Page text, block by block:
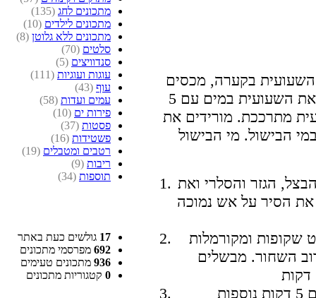
מתכונים לחג (135)
מתכונים לילדים (10)
מתכונים ללא גלוטן (8)
סלטים (70)
סנדוויצים (5)
עוגות ועוגיות (111)
עוף (43)
עמים ועדות (58)
פירות ים (10)
פסטות (37)
פשטידות (16)
רטבים ומטבלים (19)
ריבות (9)
תוספות (34)
17 גולשים כעת באתר
692 מפרסמי מתכונים
936 מתכונים טעימים
0 קטגוריות מתכונים
בקערה, מכסים
במים ומשרים במשך הלילה. מבשלים את השעועית במים עם 5
מתרככת. מורידים את
הבישול. מי הבישול
הגזר והסלרי ואת
את הסיר על אש נמוכה
שקופות ומקורמלות
השחור. מבשלים